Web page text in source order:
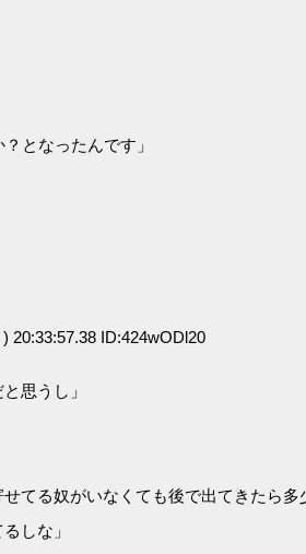
となったんです」
20:33:57.38 ID:424wODl20
思うし」
てる奴がいなくても後で出てきたら
しな」